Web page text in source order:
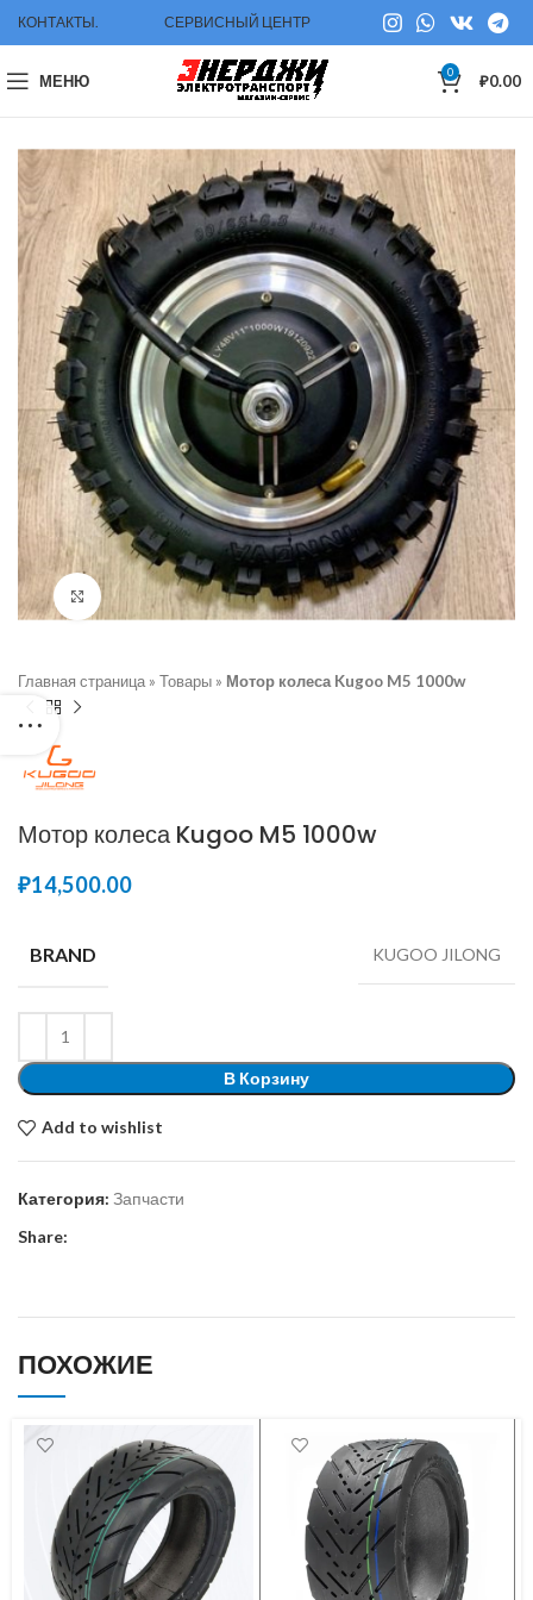
КОНТАКТЫ. СЕРВИСНЫЙ ЦЕНТР
МЕНЮ 0 ₽0.00
Увеличить
Главная страница » Товары » Мотор колеса Kugoo M5 1000w
Мотор колеса Kugoo M5 1000w
₽
BRAND KUGOO JILONG
В Корзину
Add to wishlist
Категория: Запчасти
Share:
ПОХОЖИЕ